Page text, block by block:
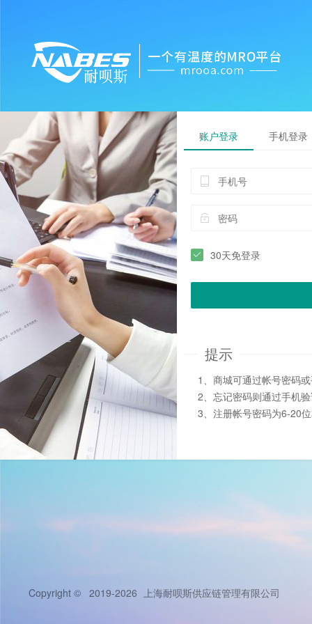
账户登录 手机登录
30天免登录
提示
1、商城可通过帐号密码
2、忘记密码则通过手机
3、注册帐号密码为6-20
Copyright © 2019-2026 上海耐呗斯供应链管理有限公司